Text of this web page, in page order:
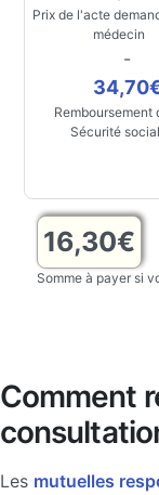
Prix de l'acte
médecin
-
Remboursement
Sécurité
16,30€
Somme à payer si
Comment
Les mutuelles